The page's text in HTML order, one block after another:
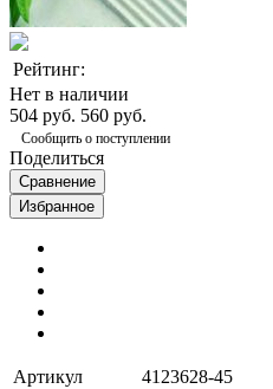
Рейтинг:
Нет в наличии
504 руб. 560 руб.
Сообщить о поступлении
Поделиться
Сравнение
Избранное
Артикул
4123628-45